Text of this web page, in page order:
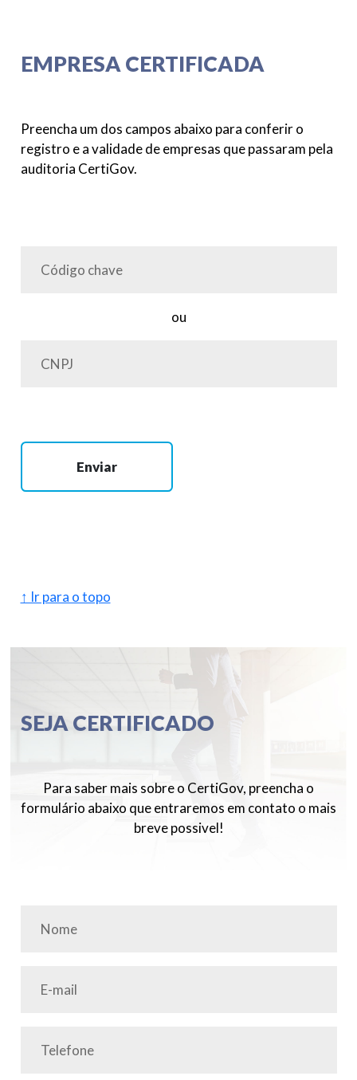
EMPRESA CERTIFICADA
Preencha um dos campos abaixo para conferir o
registro e a validade de empresas que passaram pela
auditoria CertiGov.
ou
Enviar
↑ Ir para o topo
SEJA CERTIFICADO
Para saber mais sobre o CertiGov, preencha o
formulário abaixo que entraremos em contato o mais
breve possivel!